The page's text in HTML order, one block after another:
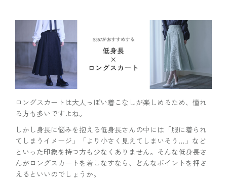
ロングスカートは大人っぽい着こなしが楽しめるため、憧れ
る方も多いですよね。
しかし身長に悩みを抱える低身長さんの中には「服に着られ
てしまうイメージ」「より小さく見えてしまいそう…」など
といった印象を持つ方も少なくありません。そんな低身長さ
んがロングスカートを着こなすなら、どんなポイントを押さ
えるといいのでしょうか。